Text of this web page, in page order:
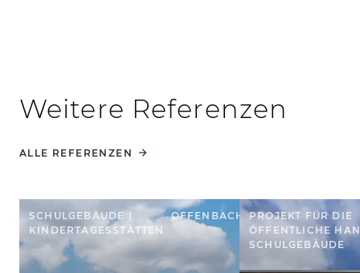
Weitere Referenzen
ALLE REFERENZEN
SCHULGEBÄUDE |
KINDERTAGESSTÄTTEN
OFFENBACH PROJEKT FÜR DIE
ÖFFENTLICHE
SCHULGEBÄUDE